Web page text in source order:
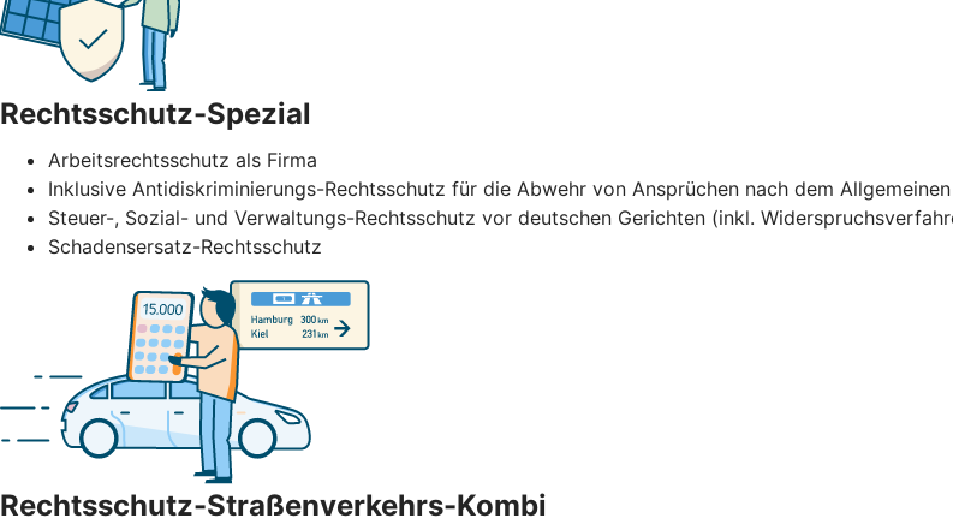
Rechtsschutz-Spezial
Arbeitsrechtsschutz als Firma
Inklusive Antidiskriminierungs-Rechtsschutz für die Abwehr von Ansprüchen nach dem
Steuer-, Sozial- und Verwaltungs-Rechtsschutz vor deutschen Gerichten (inkl.
Schadensersatz-Rechtsschutz
Rechtsschutz-Straßenverkehrs-Kombi